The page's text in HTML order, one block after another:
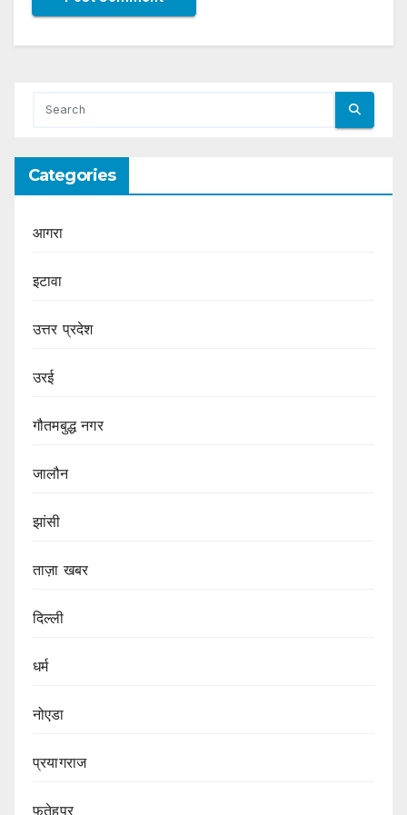
Categories
आगरा
इटावा
उत्तर प्रदेश
उरई
गौतमबुद्ध नगर
जालौन
झांसी
ताज़ा खबर
दिल्ली
धर्म
नोएडा
प्रयागराज
फतेहपुर